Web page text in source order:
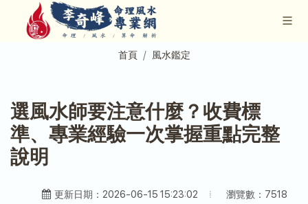
首頁 風水鑑定
選風水師要注意什麼？收費標
準、專業經驗一次掌握重點完整
說明
更新日期：2026-06-15 15:23:02 瀏覽數：7518